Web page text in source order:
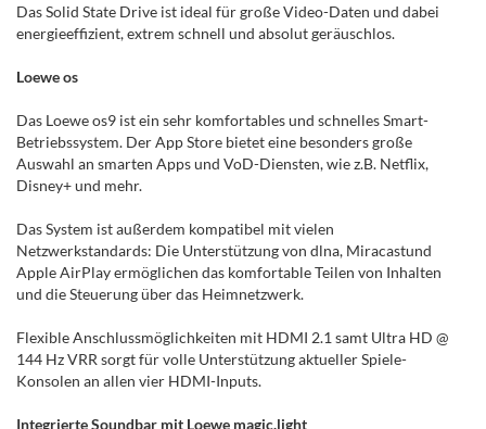
Das Solid State Drive ist ideal für große Video-Daten und dabei
energieeffizient, extrem schnell und absolut geräuschlos.
Loewe os
Das Loewe os9 ist ein sehr komfortables und schnelles Smart-
Betriebssystem. Der App Store bietet eine besonders große
Auswahl an smarten Apps und VoD-Diensten, wie z.B. Netflix,
Disney+ und mehr.
Das System ist außerdem kompatibel mit vielen
Netzwerkstandards: Die Unterstützung von dlna, Miracastund
Apple AirPlay ermöglichen das komfortable Teilen von Inhalten
und die Steuerung über das Heimnetzwerk.
Flexible Anschlussmöglichkeiten mit HDMI 2.1 samt Ultra HD @
144 Hz VRR sorgt für volle Unterstützung aktueller Spiele-
Konsolen an allen vier HDMI-Inputs.
Integrierte Soundbar mit Loewe magic.light